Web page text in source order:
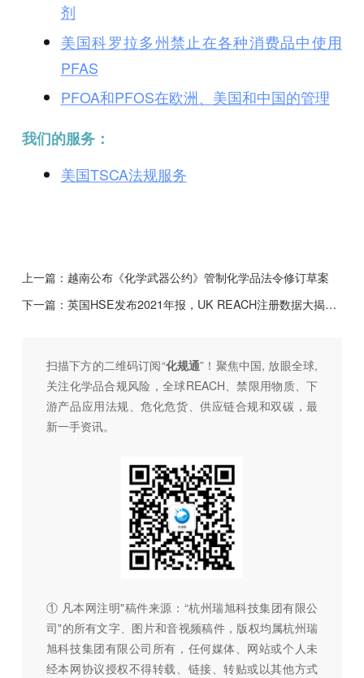
剂
美国科罗拉多州禁止在各种消费品中使用
PFAS
PFOA和PFOS在欧洲、美国和中国的管理
我们的服务：
美国TSCA法规服务
上一篇： 越南公布《化学武器公约》管制化学品法令修订草案
下一篇： 英国HSE发布2021年报，UK REACH注册数据大揭秘！
扫描下方的二维码订阅“化规通”！聚焦中国, 放眼全球,
关注化学品合规风险，全球REACH、禁限用物质、下
游产品应用法规、危化危货、供应链合规和双碳，最
新一手资讯。
① 凡本网注明"稿件来源：“杭州瑞旭科技集团有限公
司"的所有文字、图片和音视频稿件，版权均属杭州瑞
旭科技集团有限公司所有，任何媒体、网站或个人未
经本网协议授权不得转载、链接、转贴或以其他方式